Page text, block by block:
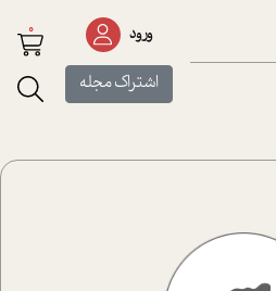
ورود
اشتراک مجله
0